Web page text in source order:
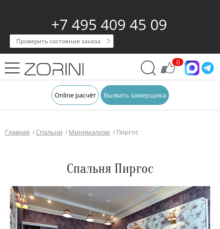
+7 495 409 45 09
Проверить состояние заказа
0
Online расчёт Вызвать замерщика
Главная Спальни Минимализм Пиргос
Спальня Пиргос